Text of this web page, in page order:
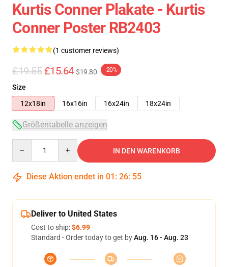
Kurtis Conner Plakate - Kurtis
Conner Poster RB2403
(1 customer reviews)
£19.55 £15.64 $19.80 -20%
Size
12x18in
16x16in 16x24in 18x24in
Größentabelle anzeigen
IN DEN WARENKORB
Diese Aktion endet in 01 : 26: 55
Deliver to United States
Cost to ship:$6.99
Standard - Order today to get byAug. 16 - Aug. 23